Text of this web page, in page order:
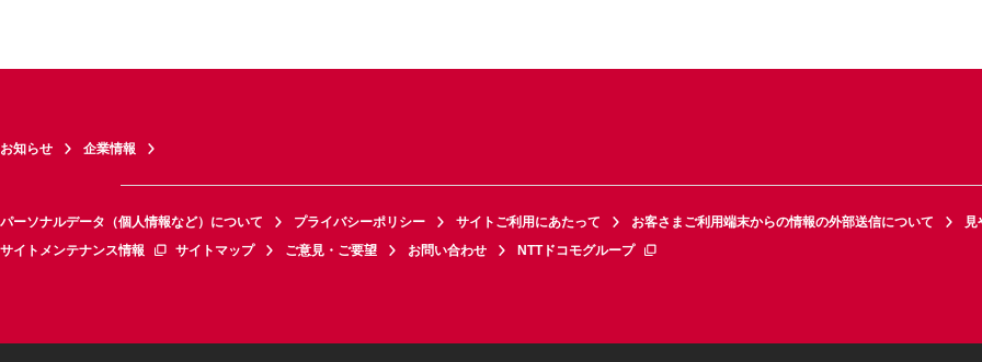
お知らせ 企業情報
パーソナルデータ（個人情報など）について プライバシーポリシー サイトご利用にあたって お客さまご利用端末からの情報の外部送信について
見
サイトメンテナンス情報
サイトマップ ご意見・ご要望 お問い合わせ NTTドコモグループ